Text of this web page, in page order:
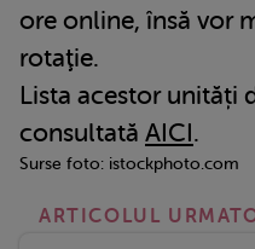
ore online, însă vor
rotaţie.
Lista acestor unități
consultată AICI.
Surse foto: istockphoto.com
ARTICOLUL